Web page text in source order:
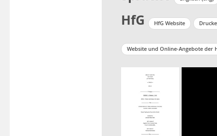
HfG HfG Website
Website und Online-Angebote der